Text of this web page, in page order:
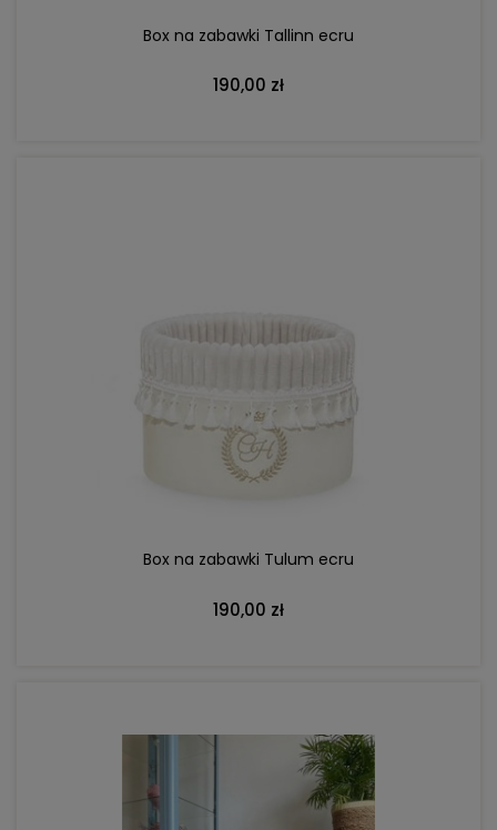
Box na zabawki Tallinn ecru
190,00 zł
Box na zabawki Tulum ecru
190,00 zł
DO KOSZYKA